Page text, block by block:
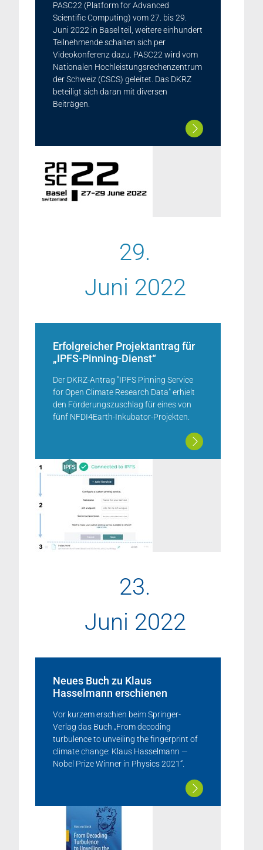
PASC22 (Platform for Advanced
Scientific Computing) vom 27. bis 29.
Juni 2022 in Basel teil, weitere einhundert
Teilnehmende schalten sich per
Videokonferenz dazu. PASC22 wird vom
Nationalen Hochleistungsrechenzentrum
der Schweiz (CSCS) geleitet. Das DKRZ
beteiligt sich daran mit diversen
Beiträgen.
29.
Juni 2022
Erfolgreicher Projektantrag für
„IPFS-Pinning-Dienst“
Der DKRZ-Antrag "IPFS Pinning Service
for Open Climate Research Data" erhielt
den Förderungszuschlag für eines von
fünf NFDI4Earth-Inkubator-Projekten.
23.
Juni 2022
Neues Buch zu Klaus
Hasselmann erschienen
Vor kurzem erschien beim Springer-
Verlag das Buch „From decoding
turbulence to unveiling the fingerprint of
climate change: Klaus Hasselmann —
Nobel Prize Winner in Physics 2021“.